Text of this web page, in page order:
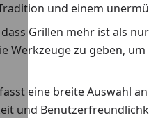
und einem
Grillen mehr ist als
Werkzeuge zu geben,
eine breite Auswahl
und